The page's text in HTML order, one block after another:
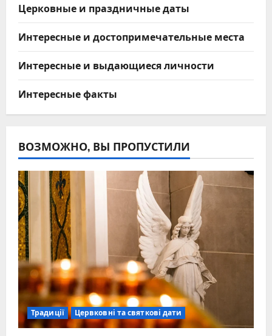
Церковные и праздничные даты
Интересные и достопримечательные места
Интересные и выдающиеся личности
Интересные факты
ВОЗМОЖНО, ВЫ ПРОПУСТИЛИ
Традиції Цервковні та святкові дати